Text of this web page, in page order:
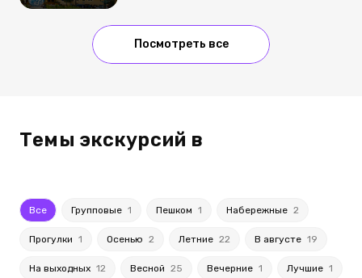
Посмотреть все
Темы экскурсий в
Все Групповые 1 Пешком 1 Набережные 2
Прогулки 1 Осенью 2 Летние 22 В августе 19
На выходных 12 Весной 25 Вечерние 1 Лучшие 1